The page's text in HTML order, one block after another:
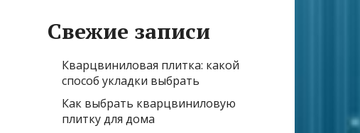
Свежие записи
Кварцвиниловая плитка: какой
способ укладки выбрать
Как выбрать кварцвиниловую
плитку для дома